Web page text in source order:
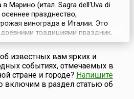
Марино (итал. Sagra dell'Uva di
празднество,
винограда в Италии. Это
традициями праздник,
праздников урожая в
дегустацией местных вин и
Марино – старинный город,
здесь располагался летний
известных вам ярких и
событиях, отмечаемых в
стране и городе? Напишите
включим в раздел статью об